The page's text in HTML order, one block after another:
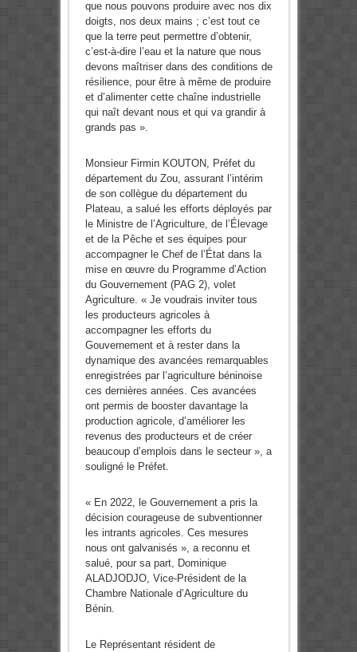
que nous pouvons produire avec nos dix
doigts, nos deux mains ; c’est tout ce
que la terre peut permettre d’obtenir,
c’est-à-dire l’eau et la nature que nous
devons maîtriser dans des conditions de
résilience, pour être à même de produire
et d’alimenter cette chaîne industrielle
qui naît devant nous et qui va grandir à
grands pas ».
Monsieur Firmin KOUTON, Préfet du
département du Zou, assurant l’intérim
de son collègue du département du
Plateau, a salué les efforts déployés par
le Ministre de l’Agriculture, de l’Élevage
et de la Pêche et ses équipes pour
accompagner le Chef de l’État dans la
mise en œuvre du Programme d’Action
du Gouvernement (PAG 2), volet
Agriculture. « Je voudrais inviter tous
les producteurs agricoles à
accompagner les efforts du
Gouvernement et à rester dans la
dynamique des avancées remarquables
enregistrées par l’agriculture béninoise
ces dernières années. Ces avancées
ont permis de booster davantage la
production agricole, d’améliorer les
revenus des producteurs et de créer
beaucoup d’emplois dans le secteur », a
souligné le Préfet.
« En 2022, le Gouvernement a pris la
décision courageuse de subventionner
les intrants agricoles. Ces mesures
nous ont galvanisés », a reconnu et
salué, pour sa part, Dominique
ALADJODJO, Vice-Président de la
Chambre Nationale d’Agriculture du
Bénin.
Le Représentant résident de